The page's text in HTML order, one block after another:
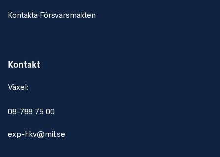
Kontakta Försvarsmakten
Kontakt
Växel:
08-788 75 00
exp-hkv@mil.se